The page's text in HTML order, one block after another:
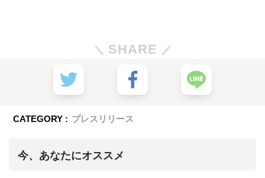
SHARE
CATEGORY : プレスリリース
今、あなたにオススメ